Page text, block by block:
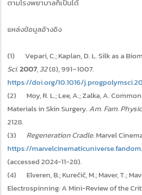
ตามโรงพยาบาลก็เป็นได้
แหล่งข้อมูลอ้างอิง
(1) Vepari, C.; Kaplan, D. L. Silk as a
Sci.2007,32(8), 991–1007.
https://doi.org/10.1016/
(2) Moy, R. L.; Lee, A.; Zalka, A.
Materials in Skin Surgery. Am. Fam.
2128.
(3) Regeneration Cradle. Marvel
https://
(accessed 2024-11-28).
(4) Elveren, B.; Kurečič, M.; Maver, T.;
Electrospinning: A Mini-Review of the